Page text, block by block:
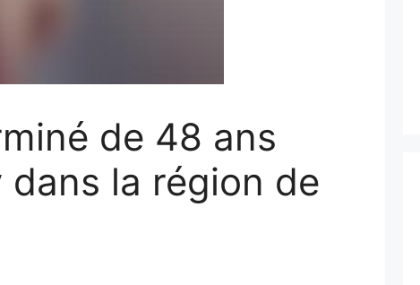
de 48 ans
la région de